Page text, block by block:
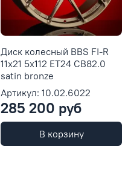
Диск колесный BBS FI-R
11x21 5x112 ET24 CB82.0
satin bronze
Артикул: 10.02.6022
285 200 руб
В корзину